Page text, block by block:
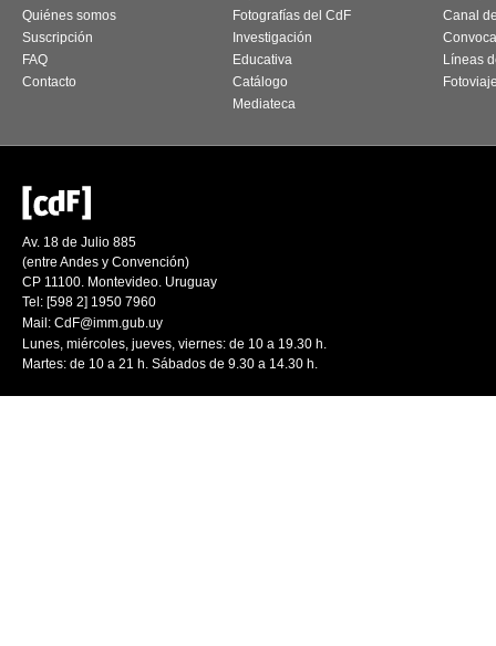
Quiénes somos
Suscripción
FAQ
Contacto
Fotografías del CdF
Investigación
Educativa
Catálogo
Mediateca
Canal
Líneas
Av. 18 de Julio 885
(entre Andes y Convención)
CP 11100. Montevideo. Uruguay
Tel: [598 2] 1950 7960
Mail: CdF@imm.gub.uy
Lunes, miércoles, jueves, viernes: de 10 a 19.30 h.
Martes: de 10 a 21 h. Sábados de 9.30 a 14.30 h.